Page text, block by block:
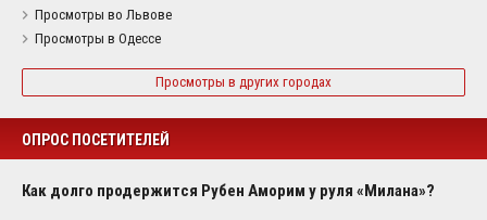
Просмотры во Львове
Просмотры в Одессе
Просмотры в других городах
ОПРОС ПОСЕТИТЕЛЕЙ
Как долго продержится Рубен Аморим у руля «Милана»?